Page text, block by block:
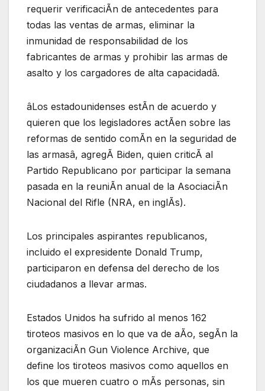
requerir verificaciÃn de antecedentes para
todas las ventas de armas, eliminar la
inmunidad de responsabilidad de los
fabricantes de armas y prohibir las armas de
asalto y los cargadores de alta capacidadâ.
âLos estadounidenses estÃn de acuerdo y
quieren que los legisladores actÃen sobre las
reformas de sentido comÃn en la seguridad de
las armasâ, agregÃ Biden, quien criticÃ al
Partido Republicano por participar la semana
pasada en la reuniÃn anual de la AsociaciÃn
Nacional del Rifle (NRA, en inglÃs).
Los principales aspirantes republicanos,
incluido el expresidente Donald Trump,
participaron en defensa del derecho de los
ciudadanos a llevar armas.
Estados Unidos ha sufrido al menos 162
tiroteos masivos en lo que va de aÃo, segÃn la
organizaciÃn Gun Violence Archive, que
define los tiroteos masivos como aquellos en
los que mueren cuatro o mÃs personas, sin